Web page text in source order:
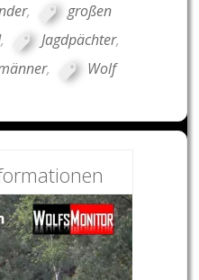
,
großen
, Jagdpächter,
, Wolf